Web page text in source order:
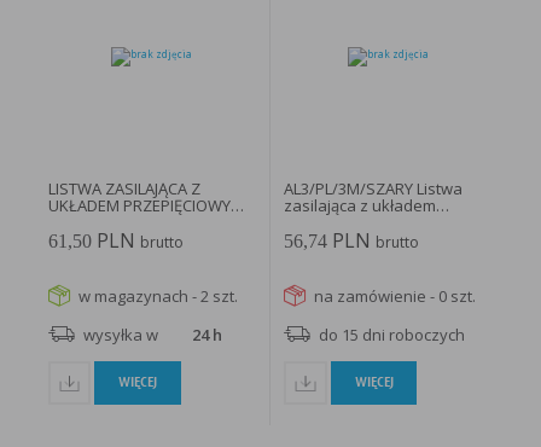
LISTWA ZASILAJĄCA Z
UKŁADEM PRZEPIĘCIOWYM
AL8/PL/1,5M/SZARY...
61,50PLN brutto
w magazynach - 2 szt.
wysyłka w
24 h
WIĘCEJ
AL3/PL/3M/SZARY Listwa
zasilająca z układem
przeciwprzepięciowym...
56,74 PLN brutto
na zamówienie - 0 szt.
do 15 dni roboczych
WIĘCEJ